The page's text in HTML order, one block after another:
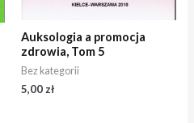
Auksologia a promocja
zdrowia, Tom 5
Bez kategorii
5,00 zł